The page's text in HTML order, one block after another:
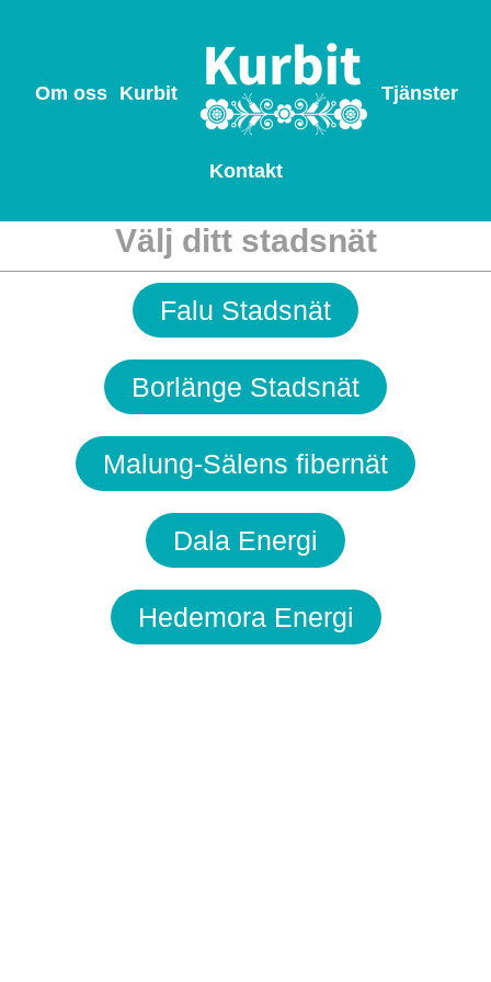
Om oss Kurbit Tjänster
Kontakt
Välj ditt stadsnät
Falu Stadsnät
Borlänge Stadsnät
Malung-Sälens fibernät
Dala Energi
Hedemora Energi